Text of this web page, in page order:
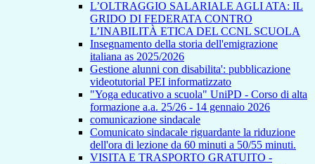
L’OLTRAGGIO SALARIALE AGLI ATA: IL
GRIDO DI FEDERATA CONTRO
L’INABILITÀ ETICA DEL CCNL SCUOLA
Insegnamento della storia dell'emigrazione
italiana as 2025/2026
Gestione alunni con disabilita': pubblicazione
videotutorial PEI informatizzato
"Yoga educativo a scuola" UniPD - Corso di alta
formazione a.a. 25/26 - 14 gennaio 2026
comunicazione sindacale
Comunicato sindacale riguardante la riduzione
dell'ora di lezione da 60 minuti a 50/55 minuti.
VISITA E TRASPORTO GRATUITO -